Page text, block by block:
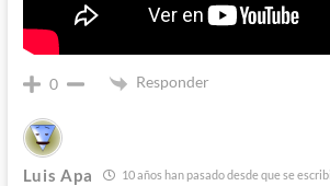
0 Responder
Luis Apa 10 años han pasado desde que se